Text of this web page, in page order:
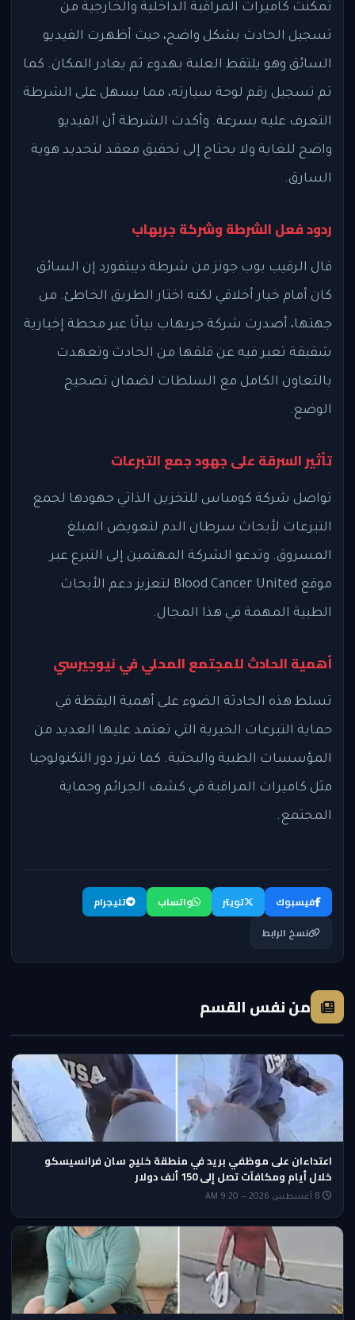
تمكنت كاميرات المراقبة الداخلية والخارجية من
تسجيل الحادث بشكل واضح، حيث أظهرت الفيديو
السائق وهو يلتقط العلبة بهدوء ثم يغادر المكان. كما
تم تسجيل رقم لوحة سيارته، مما يسهل على الشرطة
التعرف عليه بسرعة. وأكدت الشرطة أن الفيديو
واضح للغاية ولا يحتاج إلى تحقيق معقد لتحديد هوية
السارق.
ردود فعل الشرطة وشركة جربهاب
قال الرقيب بوب جونز من شرطة ديبتفورد إن السائق
كان أمام خيار أخلاقي لكنه اختار الطريق الخاطئ. من
جهتها، أصدرت شركة جربهاب بيانًا عبر محطة إخبارية
شقيقة تعبر فيه عن قلقها من الحادث وتعهدت
بالتعاون الكامل مع السلطات لضمان تصحيح
الوضع.
تأثير السرقة على جهود جمع التبرعات
تواصل شركة كومباس للتخزين الذاتي جهودها لجمع
التبرعات لأبحاث سرطان الدم لتعويض المبلغ
المسروق. وتدعو الشركة المهتمين إلى التبرع عبر
موقع Blood Cancer United لتعزيز دعم الأبحاث
الطبية المهمة في هذا المجال.
أهمية الحادث للمجتمع المحلي في نيوجيرسي
تسلط هذه الحادثة الضوء على أهمية اليقظة في
حماية التبرعات الخيرية التي تعتمد عليها العديد من
المؤسسات الطبية والبحثية. كما تبرز دور التكنولوجيا
مثل كاميرات المراقبة في كشف الجرائم وحماية
المجتمع.
فيسبوك تويتر واتساب
تليجرام
نسخ الرابط
من نفس القسم
اعتداءان على موظفي بريد في منطقة خليج سان فرانسيسكو
خلال أيام ومكافآت تصل إلى 150 ألف دولار